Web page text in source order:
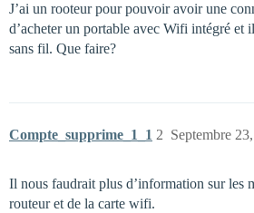
J’ai un rooteur pour pouvoir avoir une
d’acheter un portable avec Wifi intégré et
sans fil. Que faire?
Compte_supprime_1_1 Septembre
2
Il nous faudrait plus d’information sur les
routeur et de la carte wifi.